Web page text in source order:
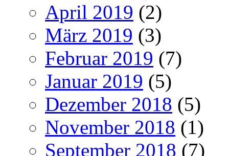
April 2019 (2)
März 2019 (3)
Februar 2019 (7)
Januar 2019 (5)
Dezember 2018 (5)
November 2018 (1)
September 2018 (7)